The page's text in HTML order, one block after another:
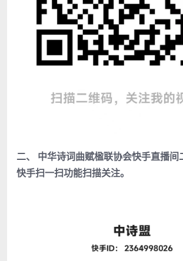
二、 中华诗词曲赋楹联协会快手直播间
快手扫一扫功能扫描关注。